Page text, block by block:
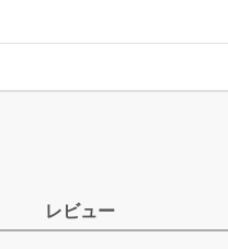
レビュー